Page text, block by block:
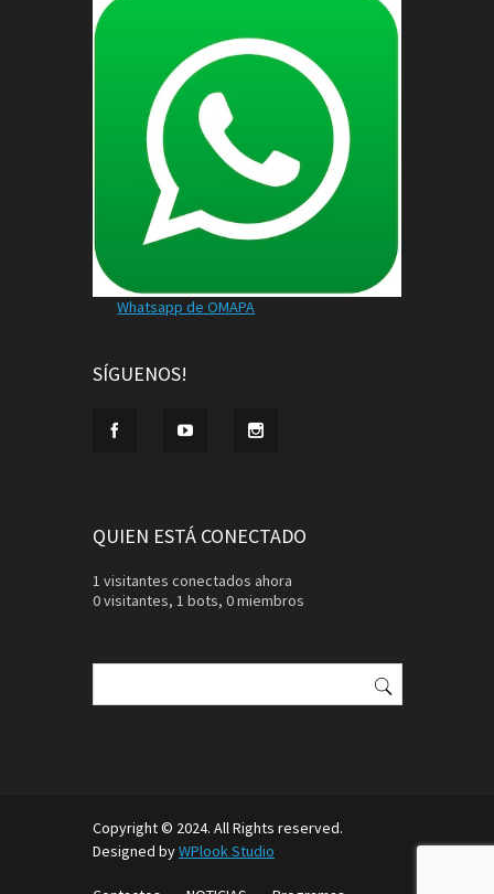
Whatsapp de OMAPA
SÍGUENOS!
QUIEN ESTÁ CONECTADO
1 visitantes conectados ahora
0 visitantes, 1 bots, 0 miembros
Buscar:
Copyright © 2024. All Rights reserved.
Designed byWPlook Studio